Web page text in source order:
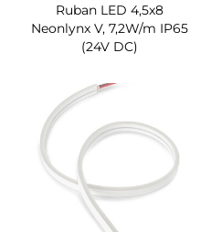
Ruban LED 4,5x8
Neonlynx V, 7,2W/m IP65
(24V DC)